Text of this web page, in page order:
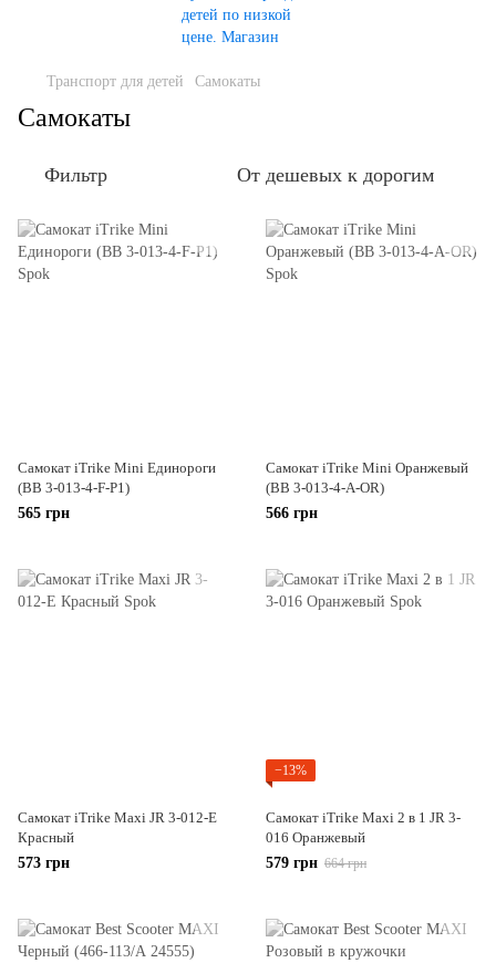
Транспорт для детей Самокаты
Самокаты
Фильтр От дешевых к дорогим
Самокат iTrike Mini Единороги
(BB 3-013-4-F-P1)
565 грн
Самокат iTrike Mini Оранжевый
(BB 3-013-4-A-OR)
566 грн
Самокат iTrike Maxi JR 3-012-E
Красный
573 грн
−13%
Самокат iTrike Maxi 2 в 1 JR 3-
016 Оранжевый
579 грн 664 грн